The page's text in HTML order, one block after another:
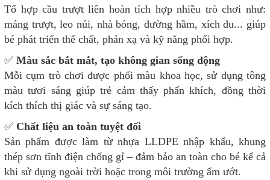
Tổ hợp cầu trượt liên hoàn tích hợp nhiều trò chơi như:
máng trượt, leo núi, nhà bóng, đường hầm, xích đu... giúp
bé phát triển thể chất, phản xạ và kỹ năng phối hợp.
✅ Màu sắc bắt mắt, tạo không gian sống động
Mỗi cụm trò chơi được phối màu khoa học, sử dụng tông
màu tươi sáng giúp trẻ cảm thấy phấn khích, đồng thời
kích thích thị giác và sự sáng tạo.
✅ Chất liệu an toàn tuyệt đối
Sản phẩm được làm từ nhựa LLDPE nhập khẩu, khung
thép sơn tĩnh điện chống gỉ – đảm bảo an toàn cho bé kể cả
khi sử dụng ngoài trời hoặc trong môi trường ẩm ướt.